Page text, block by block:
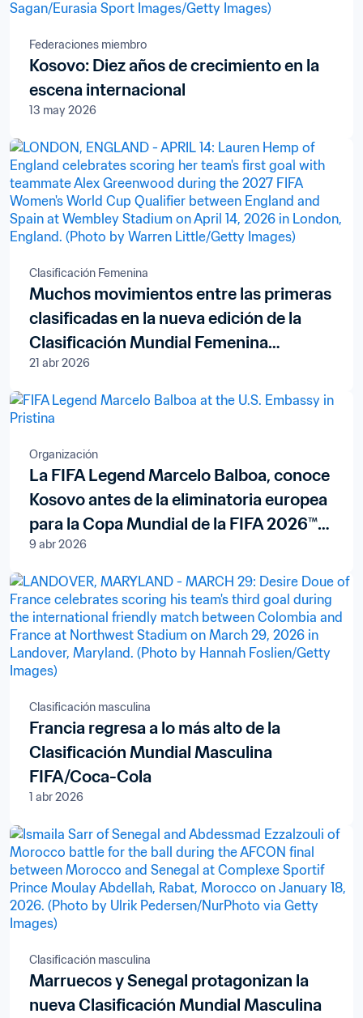
Federaciones miembro
Kosovo: Diez años de crecimiento en la
escena internacional
13 may 2026
Clasificación Femenina
Muchos movimientos entre las primeras
clasificadas en la nueva edición de la
Clasificación Mundial Femenina
FIFA/Coca-Cola
21 abr 2026
Organización
La FIFA Legend Marcelo Balboa, conoce
Kosovo antes de la eliminatoria europea
para la Copa Mundial de la FIFA 2026™
en Pristina
9 abr 2026
Clasificación masculina
Francia regresa a lo más alto de la
Clasificación Mundial Masculina
FIFA/Coca-Cola
1 abr 2026
Clasificación masculina
Marruecos y Senegal protagonizan la
nueva Clasificación Mundial Masculina